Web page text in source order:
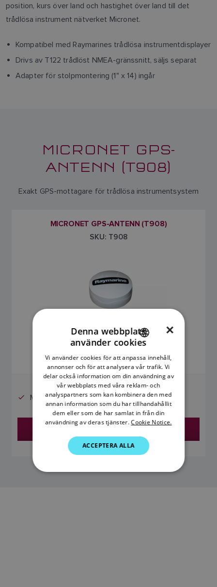
position, kurs över land och hastighet över land till det
trådlösa instrument nätverket Micronet.
Kompatibel med Raymarines trådlösa instrumentdisplayer
Drivs av T122 trådlöst NMEA-gränssnitt, säljs separat
Adapter för stolpmontering (1" x 14) ingår
MICRONET GPS-
ANTENN (T908)
Exakt GPS-mottagare för trådlösa instrumentsystem
MICRONET GPS-ANTENN (T908)
SKU: T908
0
Micronets trådlöst nätverkskompatibelt
Hitta en återförsäljare
ENGLISH
FRENCH
DANISH
ITALIAN
SWEDISH
DUTCH
×
Denna webbplats
använder cookies
Vi använder cookies för att anpassa innehåll,
annonser och för att analysera vår trafik. Vi
delar också information om din användning av
vår webbplats med våra reklam- och
analyspartners som kan kombinera den med
annan information som du har tillhandahållit
dem eller som de har samlat in från din
användning av deras tjänster. Cookie Notice.
ACCEPTERA ALLA